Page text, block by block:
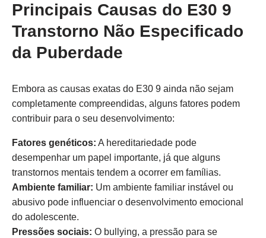
Principais Causas do E30 9
Transtorno Não Especificado
da Puberdade
Embora as causas exatas do E30 9 ainda não sejam
completamente compreendidas, alguns fatores podem
contribuir para o seu desenvolvimento:
Fatores genéticos: A hereditariedade pode
desempenhar um papel importante, já que alguns
transtornos mentais tendem a ocorrer em famílias.
Ambiente familiar: Um ambiente familiar instável ou
abusivo pode influenciar o desenvolvimento emocional
do adolescente.
Pressões sociais: O bullying, a pressão para se